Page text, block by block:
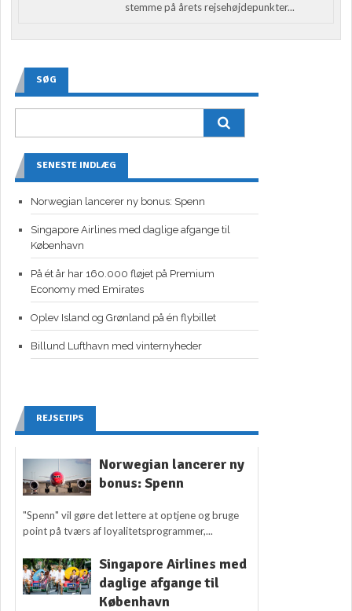
stemme på årets rejsehøjdepunkter...
SØG
SENESTE INDLÆG
Norwegian lancerer ny bonus: Spenn
Singapore Airlines med daglige afgange til
København
På ét år har 160.000 fløjet på Premium
Economy med Emirates
Oplev Island og Grønland på én flybillet
Billund Lufthavn med vinternyheder
REJSETIPS
Norwegian lancerer ny
bonus: Spenn
"Spenn" vil gøre det lettere at optjene og bruge
point på tværs af loyalitetsprogrammer,...
Singapore Airlines med
daglige afgange til
København